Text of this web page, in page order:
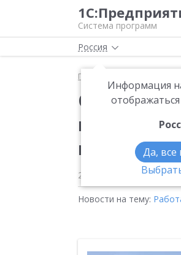
Система программ
Россия
Информация
Да, все
Главная
ООО
клиентов
компании
23.04.2012
Новости на тему: